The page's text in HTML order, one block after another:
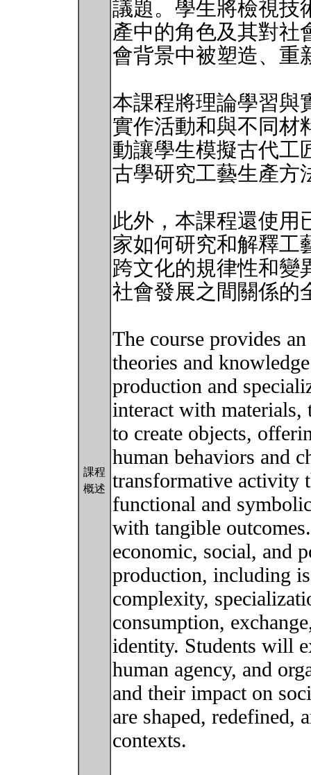
課程
概述
議題。學生將檢視技
產中的角色及其對社
會背景中被塑造、重
本課程將理論學習與
實作活動和與不同材
動讓學生模擬古代工
古學研究工藝生產方
此外，本課程還使用
家如何研究和解釋工
跨文化的規律性和變
社會發展之間關係的
The course provides
theories and
production and
interact with materials,
to create objects,
human behaviors and
transformative activity
functional and
with tangible
economic, social, and
production, including
complexity,
consumption,
identity. Students will
human agency, and
and their impact on
are shaped, redefined,
contexts.